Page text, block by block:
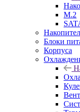
M.2
Блоки
Корпуса